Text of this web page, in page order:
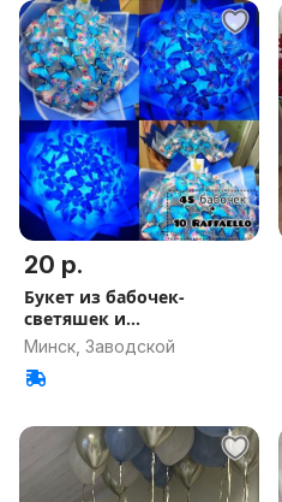
20 р.
Букет из бабочек-
светяшек и
конфет,сердечек,роз,
Минск, Заводской